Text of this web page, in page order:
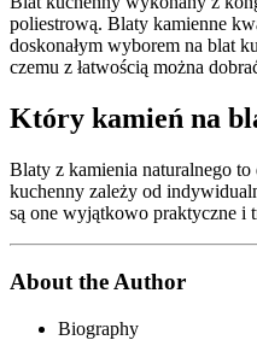
poliestrową. Blaty kamienne
doskonałym wyborem na blat
czemu z łatwością można
Który kamień na
Blaty z kamienia naturalnego to
kuchenny zależy od
są one wyjątkowo praktyczne i
About the Author
Biography